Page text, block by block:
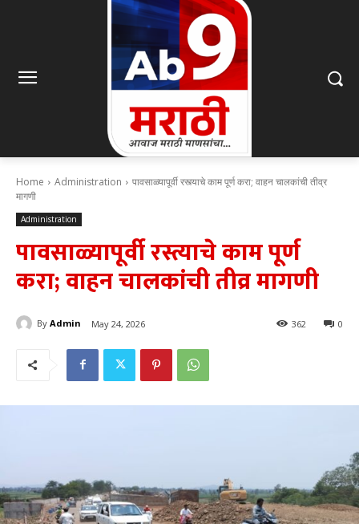
Home Administration
पावसाळ्यापूर्वी रस्त्याचे काम पूर्ण करा; वाहन चालकांची तीव्र
मागणी
Administration
पावसाळ्यापूर्वी रस्त्याचे काम पूर्ण
करा; वाहन चालकांची तीव्र मागणी
By Admin May 24, 2026 0
362